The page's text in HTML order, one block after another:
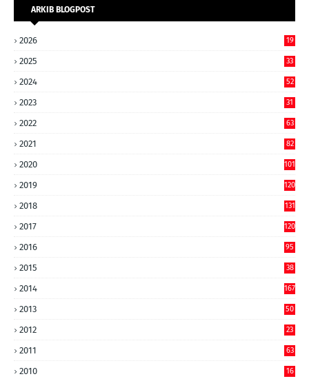
ARKIB BLOGPOST
2026 19
2025 33
2024 52
2023 31
2022 63
2021 82
2020 101
2019 120
2018 131
2017 120
2016 95
2015 38
2014 167
2013 50
2012 23
2011 63
2010 16